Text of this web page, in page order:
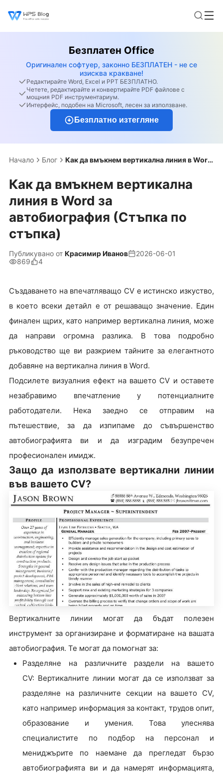
Безплатен Office
Оригинален софтуер, законно БЕЗПЛАТЕН - не се
изисква кракване!
Редактирайте Word, Excel и PPT БЕЗПЛАТНО.
Четете, редактирайте и конвертирайте PDF файлове с
мощния PDF инструментариум.
Интерфейс, подобен на Microsoft, лесен за използване.
Безплатно изтегляне
Начало Блог Как да вмъкнем вертикална линия в Word за автобиография (Стъпка по стъпка)
Как да вмъкнем вертикална
линия в Word за
автобиография (Стъпка по
стъпка)
Публикувано от Красимир Иванов
2026-06-01
869
4
Създаването на впечатляващо CV е истинско изкуство,
в което всеки детайл е от решаващо значение. Един
финален щрих, като например вертикална линия, може
да направи огромна разлика. В това подробно
ръководство ще ви разкрием тайните за елегантното
добавяне на вертикална линия в Word.
Подсилете визуалния ефект на вашето CV и оставете
незабравимо впечатление у потенциалните
работодатели. Нека заедно се отправим на
пътешествие, за да изпипаме до съвършенство
автобиографията ви и да изградим безупречен
професионален имидж.
Защо да използвате вертикални линии
във вашето CV?
Вертикалните линии могат да бъдат полезен
инструмент за организиране и форматиране на вашата
автобиография. Те могат да помогнат за:
Разделяне на различните раздели на вашето
CV: Вертикалните линии могат да се използват за
разделяне на различните секции на вашето CV,
като например информация за контакт, трудов опит,
образование и умения. Това улеснява
специалистите по подбор на персонал и
мениджърите по наемане да прегледат бързо
автобиографията ви и да намерят информацията,